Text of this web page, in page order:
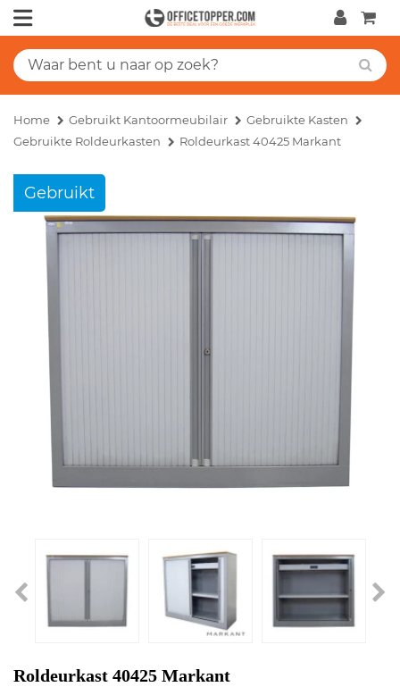
Home Gebruikt Kantoormeubilair
Gebruikte Kasten
Gebruikte Roldeurkasten
Roldeurkast 40425 Markant
Gebruikt
Roldeurkast 40425 Markant